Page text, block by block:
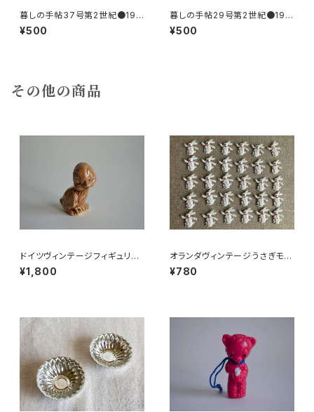
暮しの手帖37号第2世紀●197
5
¥500
暮しの手帖29号第2世紀●197
4
¥500
その他の商品
ドイツヴィンテージフィギュリン
ことり
¥1,800
オランダヴィンテージうさぎモチ
ーフプラパーツ30個セットNo15
1
¥780